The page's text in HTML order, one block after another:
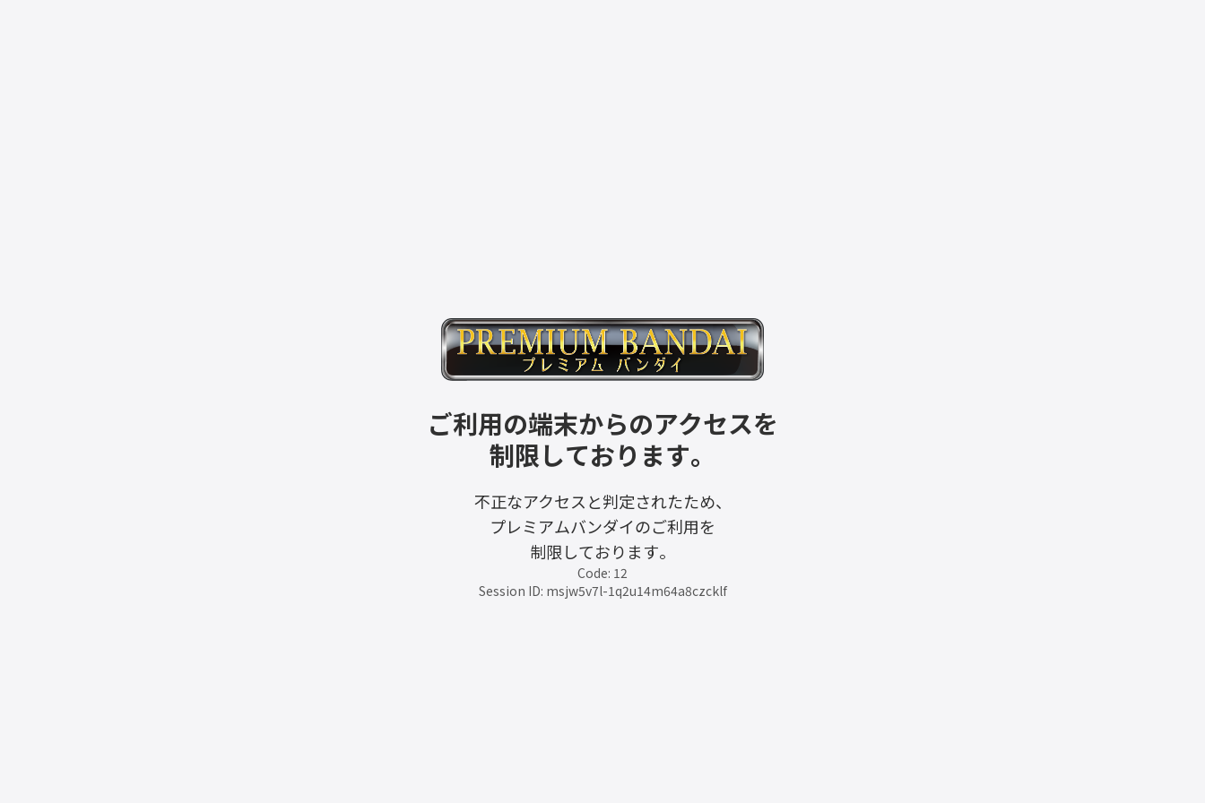
ご利用の端末からのアクセスを
制限しております。
不正なアクセスと判定されたため、
プレミアムバンダイのご利用を
制限しております。
Code: 12
Session ID: msjw5v7l-1q2u14m64a8czcklf